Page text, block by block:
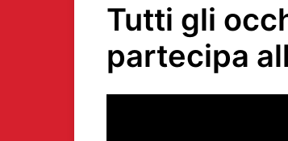
Tutti gli
partecipa